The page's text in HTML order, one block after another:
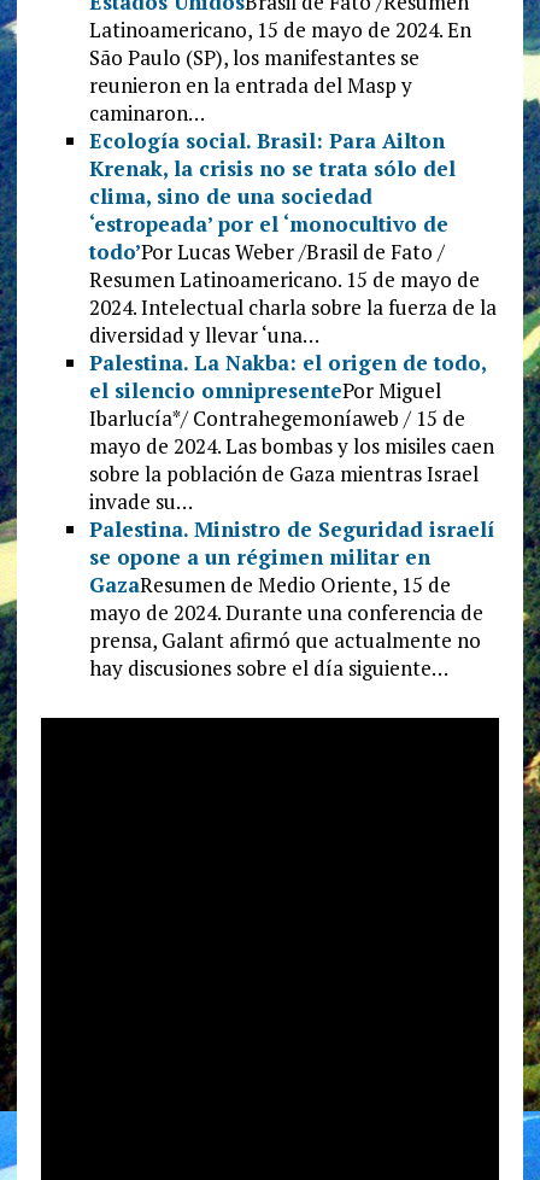
Latinoamericano, 15 de mayo de 2024. En
São Paulo (SP), los manifestantes se
reunieron en la entrada del Masp y
caminaron…
Ecología social. Brasil: Para Ailton
Krenak, la crisis no se trata sólo del
clima, sino de una sociedad
‘estropeada’ por el ‘monocultivo de
todo’Por Lucas Weber /Brasil de Fato /
Resumen Latinoamericano. 15 de mayo de
2024. Intelectual charla sobre la fuerza de la
diversidad y llevar ‘una…
Palestina. La Nakba: el origen de todo,
el silencio omnipresentePor Miguel
Ibarlucía*/ Contrahegemoníaweb / 15 de
mayo de 2024. Las bombas y los misiles caen
sobre la población de Gaza mientras Israel
invade su…
Palestina. Ministro de Seguridad israelí
se opone a un régimen militar en
GazaResumen de Medio Oriente, 15 de
mayo de 2024. Durante una conferencia de
prensa, Galant afirmó que actualmente no
hay discusiones sobre el día siguiente…